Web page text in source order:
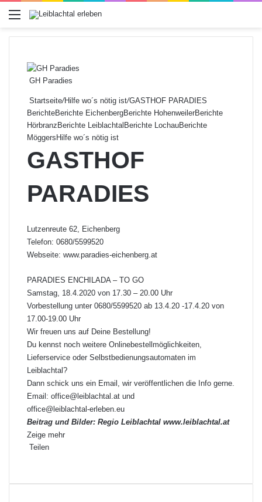
Menü
GH Paradies
Startseite/Hilfe wo´s nötig ist/GASTHOF PARADIES
BerichteBerichte EichenbergBerichte HohenweilerBerichte
Hörbranz Berichte Leiblachtal Berichte LochauBerichte
Möggers Hilfe wo´s nötig ist
GASTHOF
PARADIES
Lutzenreute 62, Eichenberg
Telefon: 0680/5599520
Webseite: www.paradies-eichenberg.at
PARADIES ENCHILADA – TO GO
Samstag, 18.4.2020 von 17.30 – 20.00 Uhr
Vorbestellung unter 0680/5599520 ab 13.4.20 -17.4.20 von
17.00-19.00 Uhr
Wir freuen uns auf Deine Bestellung!
Du kennst noch weitere Onlinebestellmöglichkeiten,
Lieferservice oder Selbstbedienungsautomaten im
Leiblachtal?
Dann schick uns ein Email, wir veröffentlichen die Info gerne.
Email: office@leiblachtal.at und
office@leiblachtal-erleben.eu
Beitrag und Bilder: Regio Leiblachtal www.leiblachtal.at
Zeige mehr
Teilen
E-